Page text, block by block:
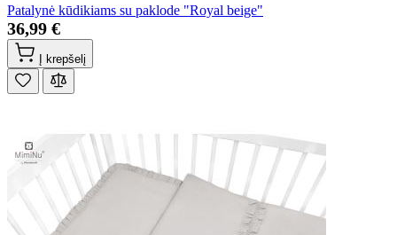
Patalynė kūdikiams su paklode "Royal beige"
36,99 €
Į krepšelį